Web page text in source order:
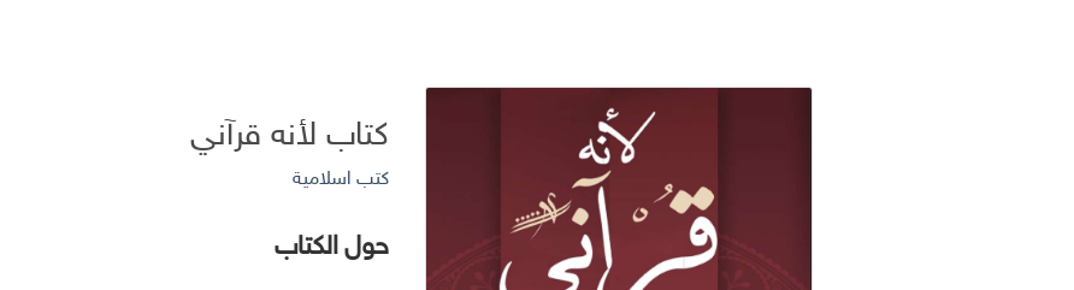
كتاب لأنه قرآني
كتب اسلامية
حول الكتاب